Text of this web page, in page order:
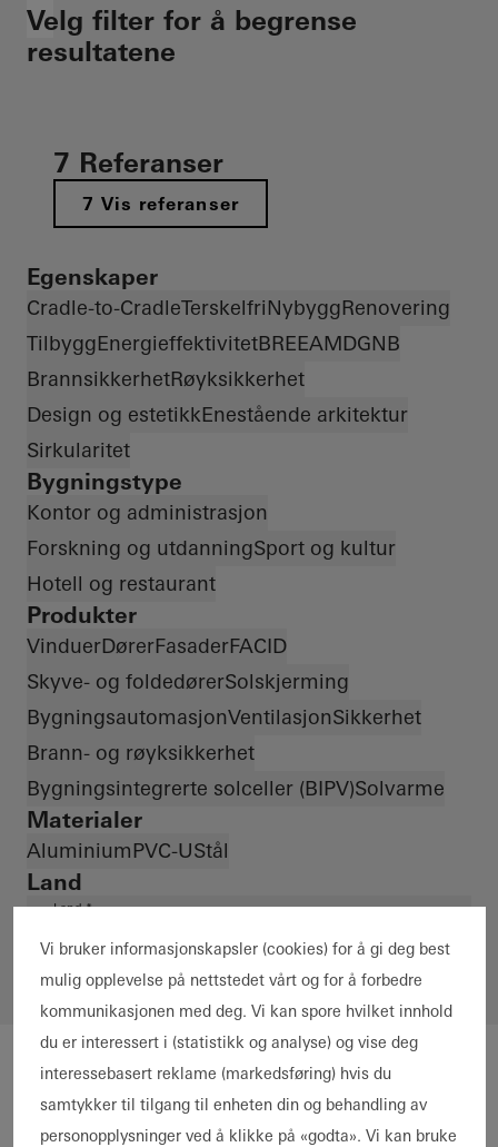
Velg filter for å begrense
resultatene
7 Referanser
7 Vis referanser
Egenskaper
Cradle-to-CradleTerskelfriNybyggRenovering
TilbyggEnergieffektivitetBREEAMDGNB
BrannsikkerhetRøyksikkerhet
Design og estetikkEnestående arkitektur
Sirkularitet
Bygningstype
Kontor og administrasjon
Forskning og utdanningSport og kultur
Hotell og restaurant
Produkter
VinduerDørerFasaderFACID
Skyve- og foldedørerSolskjerming
BygningsautomasjonVentilasjonSikkerhet
Brann- og røyksikkerhet
Bygningsintegrerte solceller (BIPV)Solvarme
Materialer
AluminiumPVC-UStål
Land
Land *
Vi bruker informasjonskapsler (cookies) for å gi deg best
mulig opplevelse på nettstedet vårt og for å forbedre
kommunikasjonen med deg. Vi kan spore hvilket innhold
du er interessert i (statistikk og analyse) og vise deg
interessebasert reklame (markedsføring) hvis du
samtykker til tilgang til enheten din og behandling av
personopplysninger ved å klikke på «godta». Vi kan bruke